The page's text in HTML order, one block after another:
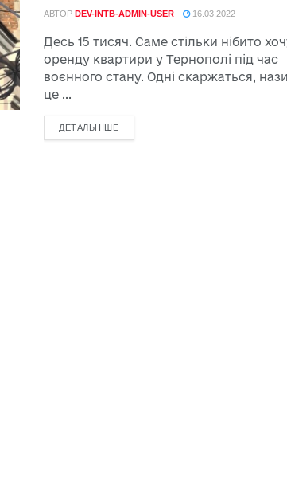
АВТОР DEV-INTB-ADMIN-USER 16.03.2022
Десь 15 тисяч. Саме стільки нібито
оренду квартири у Тернополі під час
воєнного стану. Одні скаржаться,
це ...
ДЕТАЛЬНІШЕ